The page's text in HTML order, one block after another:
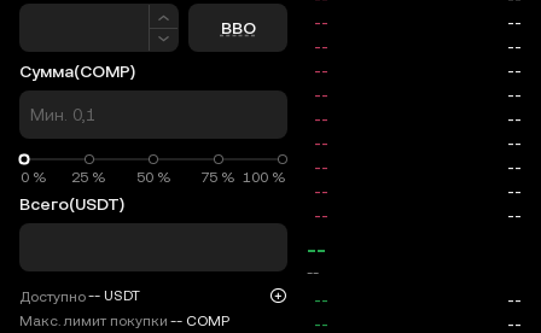
Цена
BBO
Сумма(COMP)
0 % 25 % 50 % 75 % 100 %
0 %
Всего(USDT)
Доступно-- USDT
Макс. лимит покупки -- COMP
--
--